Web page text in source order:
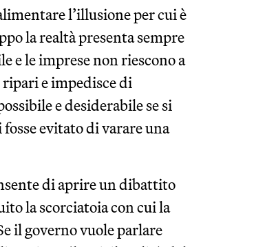
l’illusione per cui è
la realtà presenta sempre
e le imprese non riescono a
e impedisce di
e desiderabile se si
evitato di varare una
di aprire un dibattito
la scorciatoia con cui la
il governo vuole parlare